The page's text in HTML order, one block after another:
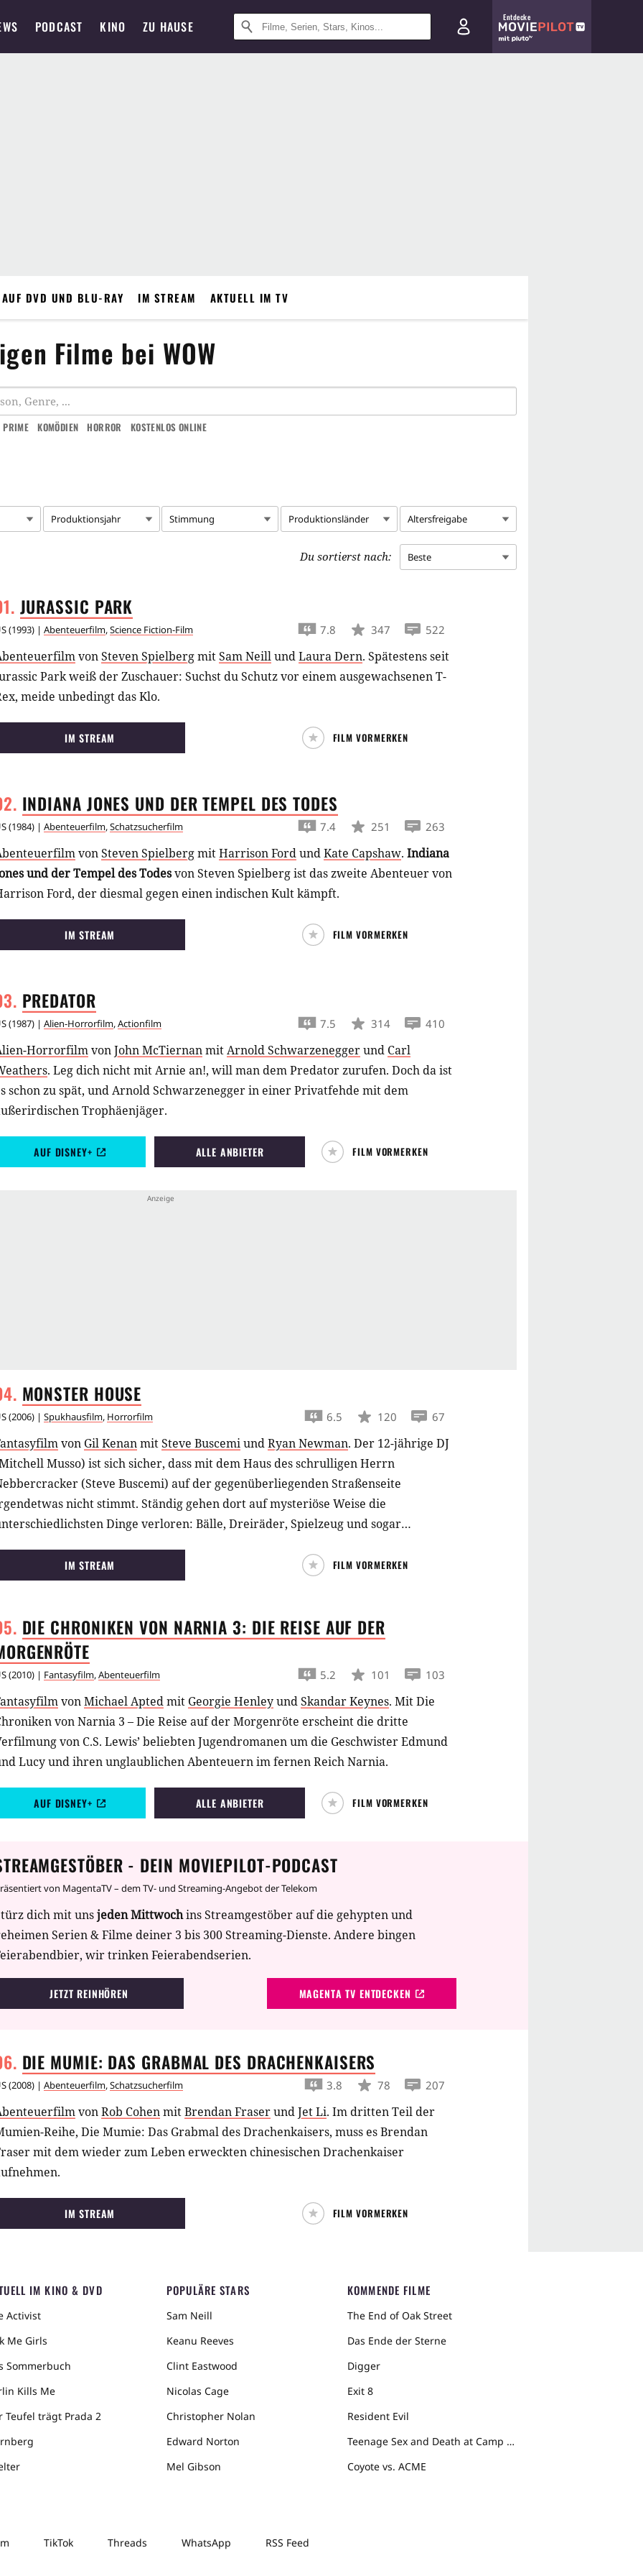
PODCAST KINO ZU HAUSE
Entdecke
DVD UND BLU-RAY IM STREAM AKTUELL IM TV
Filme bei WOW
PRIME KOMÖDIEN HORROR KOSTENLOS ONLINE
Produktionsjahr Stimmung Produktionsländer Altersfreigabe
Du sortierst nach: Beste
JURASSIC PARK
(1993) | Abenteuerfilm,Science Fiction-Film 7.8 347 522
vonSteven SpielbergmitSam NeillundLaura Dern. Spätestens seit
Park weiß der Zuschauer: Suchst du Schutz vor einem ausgewachsenen T-
meide unbedingt das Klo.
IM STREAM FILM VORMERKEN
INDIANA JONES UND DER TEMPEL DESTODES
(1984) | Abenteuerfilm,Schatzsucherfilm 7.4 251 263
vonSteven SpielbergmitHarrison FordundKate Capshaw. Indiana
und der Tempel des Todesvon Steven Spielberg ist das zweite Abenteuer von
Ford, der diesmal gegen einen indischen Kult kämpft.
IM STREAM FILM VORMERKEN
PREDATOR
(1987) | Alien-Horrorfilm,Actionfilm 7.5 314 410
HorrorfilmvonJohn McTiernanmitArnold Schwarzeneggerund Carl
. Leg dich nicht mit Arnie an!, will man dem Predator zurufen. Doch da ist
schon zu spät, und Arnold Schwarzenegger in einer Privatfehde mit dem
Trophäenjäger.
AUF DISNEY+ ALLE ANBIETER FILM VORMERKEN
MONSTER HOUSE
(2006) | Spukhausfilm, Horrorfilm 6.5 120 67
von Gil KenanmitSteve BuscemiundRyan Newman. Der 12-jährige DJ
Musso) ist sich sicher, dass mit dem Haus des schrulligen Herrn
(Steve Buscemi) auf der gegenüberliegenden Straßenseite
nicht stimmt. Ständig gehen dort auf mysteriöse Weise die
Dinge verloren: Bälle, Dreiräder, Spielzeug und sogar
Als kurz vor Halloween ein weiterer Basketball in den Tiefen des Hauses
wird es endlich Zeit zu handeln. Gemeinsam mit seinen Freunden,
will DJ das Geheimnis dieses unheimlichen Hauses ergründen und endlich
Ruhe in die Nachbarschaft bringen. Doch diese Rechnung hat er ohne das
gemacht, das plötzlich sehr viel lebendiger ist, als es den drei Kindern lieb
IM STREAM FILM VORMERKEN
DIE CHRONIKEN VON NARNIA 3: DIE REISE AUF DER
(2010) | Fantasyfilm,Abenteuerfilm 5.2 101 103
vonMichael Aptedmit Georgie HenleyundSkandar Keynes. Mit Die
von Narnia 3 – Die Reise auf der Morgenröte erscheint die dritte
von C.S. Lewis’ beliebten Jugendromanen um die Geschwister Edmund
Lucy und ihren unglaublichen Abenteuern im fernen Reich Narnia.
AUF DISNEY+ ALLE ANBIETER FILM VORMERKEN
- DEIN MOVIEPILOT-PODCAST
von MagentaTV – dem TV- und Streaming-Angebot der Telekom
dich mit unsjeden Mittwochins Streamgestöber auf die gehypten und
Serien & Filme deiner 3 bis 300 Streaming-Dienste. Andere bingen
wir trinken Feierabendserien.
JETZT REINHÖREN MAGENTA TV ENTDECKEN
DIE MUMIE: DAS GRABMAL DES DRACHENKAISERS
(2008) | Abenteuerfilm,Schatzsucherfilm 3.8 78 207
vonRob CohenmitBrendan FraserundJet Li. Im dritten Teil der
Reihe, Die Mumie: Das Grabmal des Drachenkaisers, muss es Brendan
mit dem wieder zum Leben erweckten chinesischen Drachenkaiser
IM STREAM FILM VORMERKEN
IM KINO & DVD
Activist
Me Girls
Sommerbuch
Kills Me
Teufel trägt Prada 2
POPULÄRE STARS
Sam Neill
Keanu Reeves
Clint Eastwood
Nicolas Cage
Christopher Nolan
Edward Norton
Mel Gibson
KOMMENDE FILME
The End of Oak Street
Das Ende der Sterne
Digger
Exit 8
Resident Evil
Teenage Sex and Death at Camp Miasma
Coyote vs. ACME
TikTok Threads WhatsApp RSS Feed